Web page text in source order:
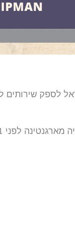
לספק שירותים
מארגנטינה לפני 11 שנים, כשהוא מספר את סיפור העלייה